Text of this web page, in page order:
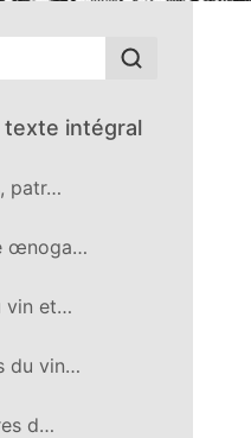
texte intégral
patr…
œnoga…
vin et…
du vin…
d…